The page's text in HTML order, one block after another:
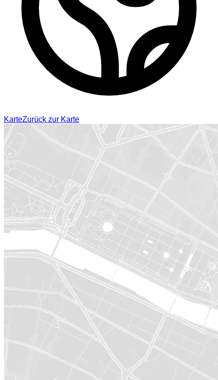
KarteZurück zur Karte